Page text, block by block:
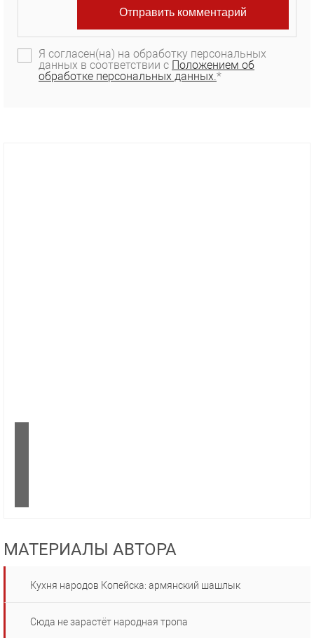
Я согласен(на) на обработку персональных
данных в соответствии с Положением об
обработке персональных данных.*
МАТЕРИАЛЫ АВТОРА
Кухня народов Копейска: армянский шашлык
Сюда не зарастёт народная тропа